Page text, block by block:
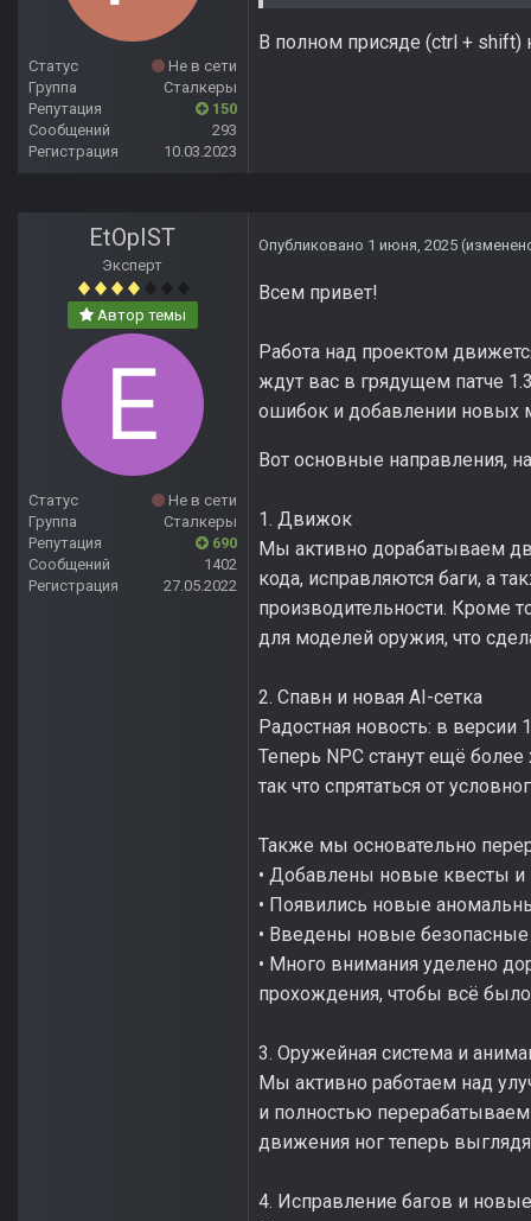
Статус
Не в сети
Группа
Сталкеры
Репутация
150
Сообщений
293
Регистрация
10.03.2023
В полном присяде (ctrl + shift)
EtOpIST
Эксперт
Автор темы
Статус
Не в сети
Группа
Сталкеры
Репутация
690
Сообщений
1402
Регистрация
27.05.2022
Опубликовано 1 июня, 2025
Всем привет!
Работа над проектом
ждут вас в грядущем патче
ошибок и добавлении новых
Вот основные направления,
1. Движок
Мы активно дорабатываем
кода, исправляются баги, а
производительности. Кроме
для моделей оружия, что
2. Спавн и новая AI-сетка
Радостная новость: в версии
Теперь NPC станут ещё
так что спрятаться от
Также мы основательно
• Добавлены новые квесты и
• Появились новые
• Введены новые безопасные
• Много внимания уделено
прохождения, чтобы всё
3. Оружейная система и
Мы активно работаем над
и полностью
движения ног теперь
4. Исправление багов и